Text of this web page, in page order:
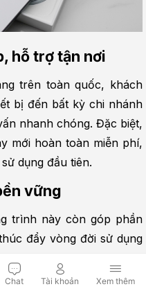
hỗ trợ tận nơi
trên toàn quốc, khách
bị đến bất kỳ chi nhánh
nhanh chóng. Đặc biệt,
mới hoàn toàn miễn phí,
dụng đầu tiên.
vững
trình này còn góp phần
đẩy vòng đời sử dụng
tại Hoàng Hà
Chat Tài khoản Xem thêm